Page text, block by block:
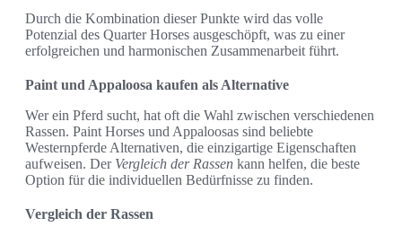
Durch die Kombination dieser Punkte wird das volle
Potenzial des Quarter Horses ausgeschöpft, was zu einer
erfolgreichen und harmonischen Zusammenarbeit führt.
Paint und Appaloosa kaufen als Alternative
Wer ein Pferd sucht, hat oft die Wahl zwischen verschiedenen
Rassen. Paint Horses und Appaloosas sind beliebte
Westernpferde Alternativen, die einzigartige Eigenschaften
aufweisen. Der Vergleich der Rassen kann helfen, die beste
Option für die individuellen Bedürfnisse zu finden.
Vergleich der Rassen